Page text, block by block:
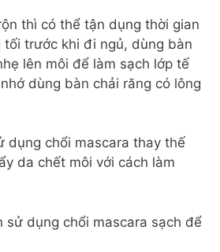
thì có thể tận dụng thời gian
tối trước khi đi ngủ, dùng bàn
lên môi để làm sạch lớp tế
dùng bàn chải răng có lông
dụng chổi mascara thay thế
da chết môi với cách làm
sử dụng chổi mascara sạch để